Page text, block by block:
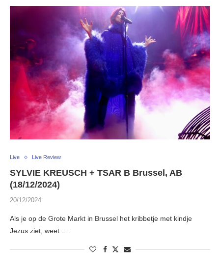
Live Live Review
SYLVIE KREUSCH + TSAR B Brussel, AB
(18/12/2024)
20/12/2024
Als je op de Grote Markt in Brussel het kribbetje met kindje
Jezus ziet, weet …